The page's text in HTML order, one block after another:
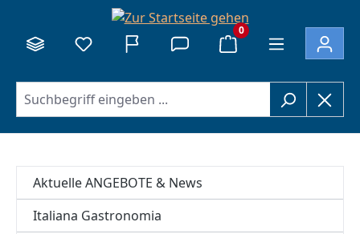
0
Aktuelle ANGEBOTE & News
Italiana Gastronomia